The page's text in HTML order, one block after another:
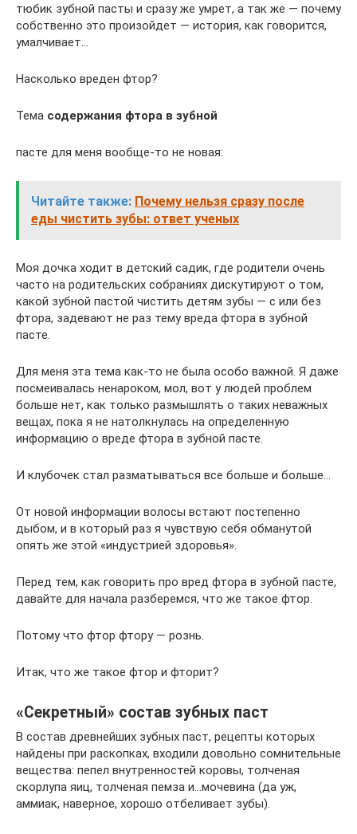
тюбик зубной пасты и сразу же умрет, а так же — почему
собственно это произойдет — история, как говорится,
умалчивает…
Насколько вреден фтор?
Тема содержания фтора в зубной
пасте для меня вообще-то не новая:
Читайте также: Почему нельзя сразу после
еды чистить зубы: ответ ученых
Моя дочка ходит в детский садик, где родители очень
часто на родительских собраниях дискутируют о том,
какой зубной пастой чистить детям зубы — с или без
фтора, задевают не раз тему вреда фтора в зубной
пасте.
Для меня эта тема как-то не была особо важной. Я даже
посмеивалась ненароком, мол, вот у людей проблем
больше нет, как только размышлять о таких неважных
вещах, пока я не натолкнулась на определенную
информацию о вреде фтора в зубной пасте.
И клубочек стал разматываться все больше и больше…
От новой информации волосы встают постепенно
дыбом, и в который раз я чувствую себя обманутой
опять же этой «индустрией здоровья».
Перед тем, как говорить про вред фтора в зубной пасте,
давайте для начала разберемся, что же такое фтор.
Потому что фтор фтору — рознь.
Итак, что же такое фтор и фторит?
«Секретный» состав зубных паст
В состав древнейших зубных паст, рецепты которых
найдены при раскопках, входили довольно сомнительные
вещества: пепел внутренностей коровы, толченая
скорлупа яиц, толченая пемза и…мочевина (да уж,
аммиак, наверное, хорошо отбеливает зубы).